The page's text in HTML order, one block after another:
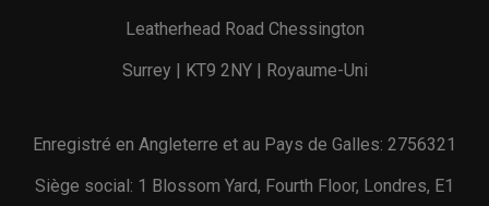
Leatherhead Road Chessington
Surrey | KT9 2NY | Royaume-Uni
Enregistré en Angleterre et au Pays de Galles: 2756321
Siège social: 1 Blossom Yard, Fourth Floor, Londres, E1